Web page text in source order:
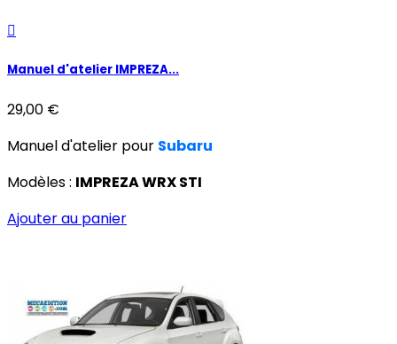

Manuel d'atelier IMPREZA...
29,00 €
Manuel d'atelier pour Subaru
Modèles : IMPREZA WRX STI
Ajouter au panier